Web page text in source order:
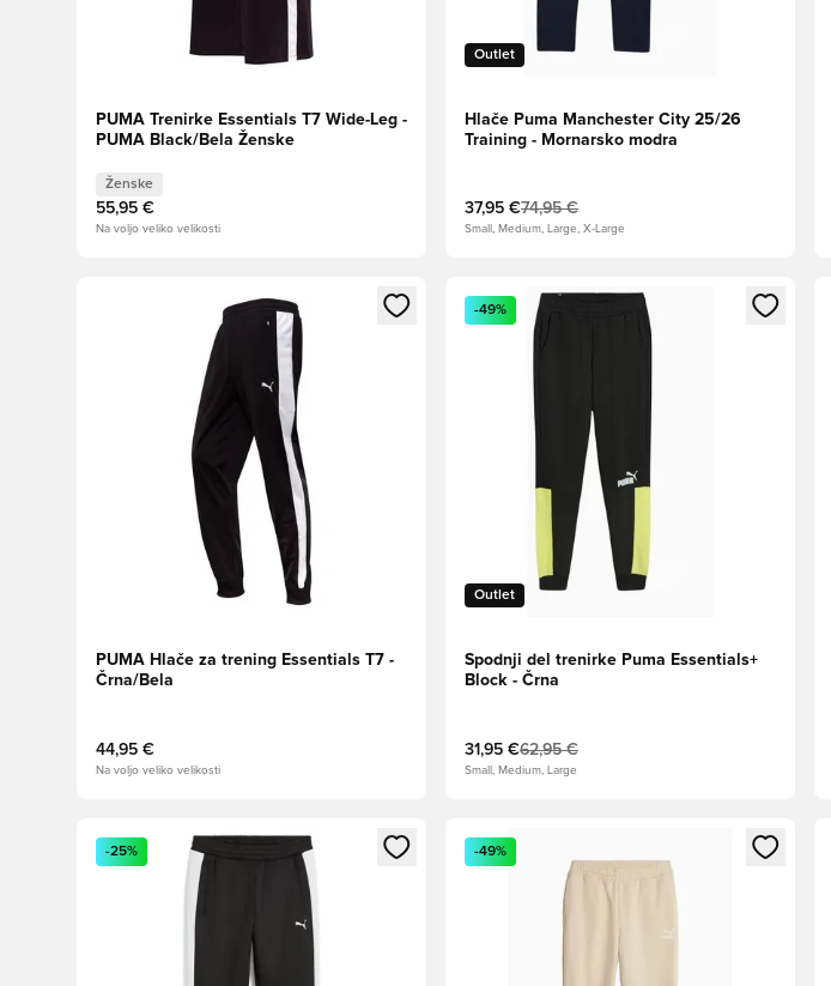
PUMA Trenirke Essentials T7 Wide-Leg -
PUMA Black/Bela Ženske
Ženske
55,95 €
Na voljo veliko velikosti
Outlet
Hlače Puma Manchester City 25/26
Training - Mornarsko modra
37,95 €74,95 €
Small, Medium, Large, X-Large
Odpre Modal za prijavo ali vpis kot član
PUMA Hlače za trening Essentials T7 -
Črna/Bela
44,95 €
Na voljo veliko velikosti
Odpre Modal za prijavo ali vpis kot član
Outlet
-49%
Spodnji del trenirke Puma Essentials+
Block - Črna
31,95 €62,95 €
Small, Medium, Large
Odpre Modal za prijavo ali vpis kot član
-25%
Odpre Modal za prijavo ali vpis kot član
-49%